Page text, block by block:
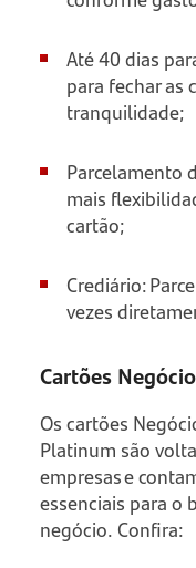
Até 40 dias
para fechar as
tranquilidade;
Parcelamento
mais
cartão;
Crediário:
vezes
Cartões
Os cartões
Platinum são
empresas e
essenciais para o
negócio. Confira: